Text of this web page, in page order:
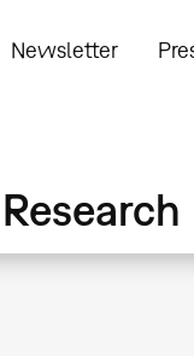
Newsletter
Research